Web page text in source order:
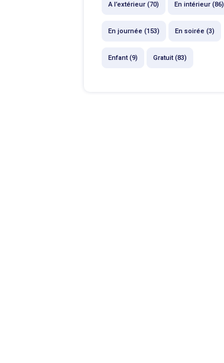
A l’extérieur (70) En intérieur (86)
En journée (153) En soirée (3)
Enfant (9) Gratuit (83)